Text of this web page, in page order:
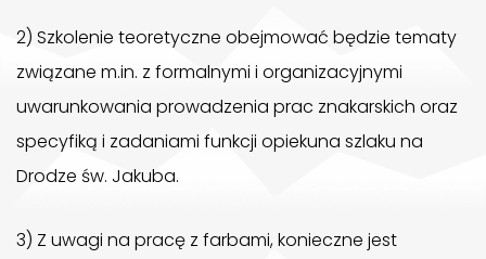
2) Szkolenie teoretyczne obejmować będzie tematy
związane m.in. z formalnymi i organizacyjnymi
uwarunkowania prowadzenia prac znakarskich oraz
specyfiką i zadaniami funkcji opiekuna szlaku na
Drodze św. Jakuba.
3) Z uwagi na pracę z farbami, konieczne jest